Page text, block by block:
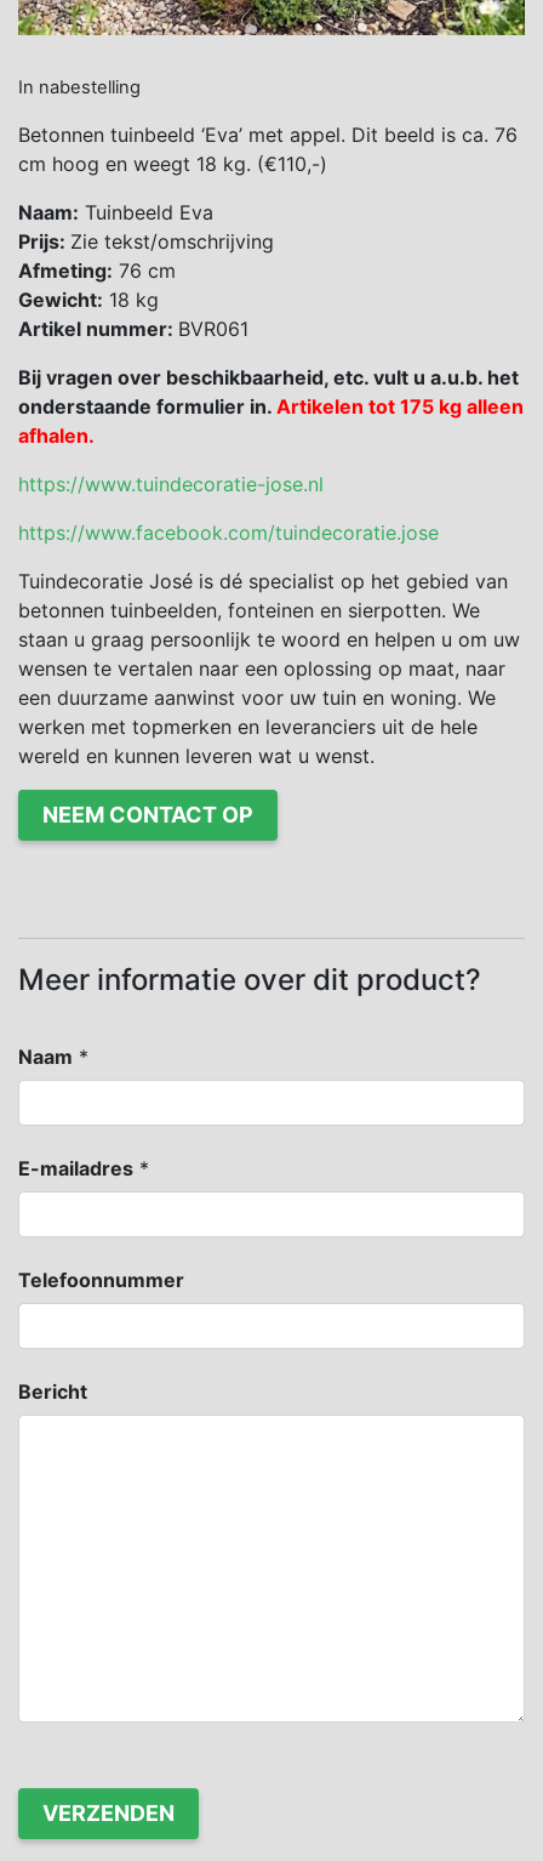
In nabestelling
Betonnen tuinbeeld ‘Eva’ met appel. Dit beeld is ca. 76
cm hoog en weegt 18 kg. (€110,-)
Naam: Tuinbeeld Eva
Prijs: Zie tekst/omschrijving
Afmeting: 76 cm
Gewicht: 18 kg
Artikel nummer: BVR061
Bij vragen over beschikbaarheid, etc. vult u a.u.b. het
onderstaande formulier in. Artikelen tot 175 kg alleen
afhalen.
https://www.tuindecoratie-jose.nl
https://www.facebook.com/tuindecoratie.jose
Tuindecoratie José is dé specialist op het gebied van
betonnen tuinbeelden, fonteinen en sierpotten. We
staan u graag persoonlijk te woord en helpen u om uw
wensen te vertalen naar een oplossing op maat, naar
een duurzame aanwinst voor uw tuin en woning. We
werken met topmerken en leveranciers uit de hele
wereld en kunnen leveren wat u wenst.
NEEM CONTACT OP
Meer informatie over dit product?
Naam *
E-mailadres *
Telefoonnummer
Bericht